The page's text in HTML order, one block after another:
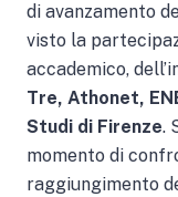
di avanzamento
visto la
accademico,
Tre, Athonet,
Studi di Firenze.
momento di
raggiungimento